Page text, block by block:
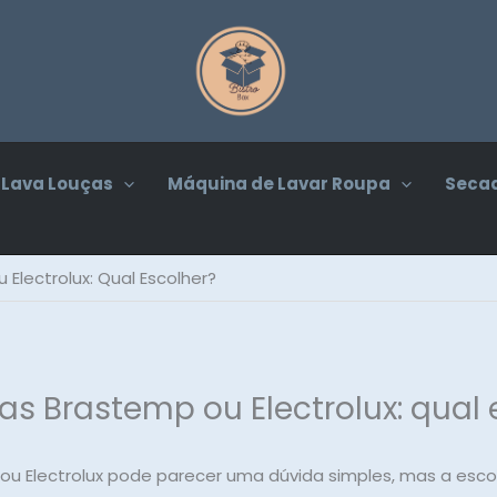
Lava Louças Máquina de Lavar Roupa
Qual Escolher?
Brastemp ou Electrolux: qual
Electrolux pode parecer uma dúvida simples, mas a